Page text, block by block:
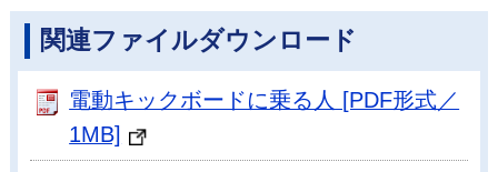
関連ファイルダウンロード
電動キックボードに乗る人 [PDF形式／
1MB]